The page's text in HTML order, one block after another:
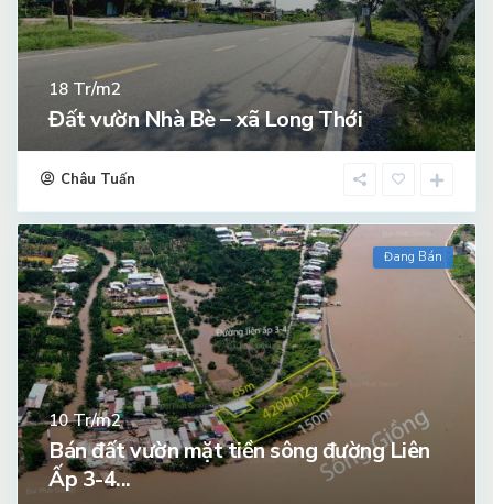
18 Tr/m2
Đất vườn Nhà Bè – xã Long Thới
Châu Tuấn
Đang Bán
10Tr/m2
Bán đất vườn mặt tiền sông đường Liên
Ấp 3-4...